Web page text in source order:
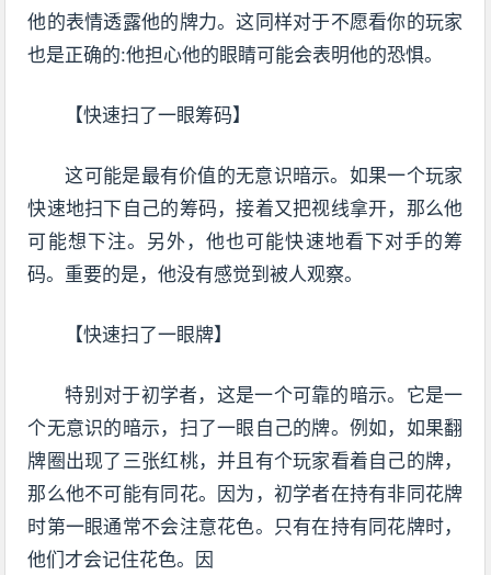
他的表情透露他的牌力。这同样对于不愿看你的玩家
也是正确的:他担心他的眼睛可能会表明他的恐惧。
【快速扫了一眼筹码】
这可能是最有价值的无意识暗示。如果一个玩家
快速地扫下自己的筹码，接着又把视线拿开，那么他
可能想下注。另外，他也可能快速地看下对手的筹
码。重要的是，他没有感觉到被人观察。
【快速扫了一眼牌】
特别对于初学者，这是一个可靠的暗示。它是一
个无意识的暗示，扫了一眼自己的牌。例如，如果翻
牌圈出现了三张红桃，并且有个玩家看着自己的牌，
那么他不可能有同花。因为，初学者在持有非同花牌
时第一眼通常不会注意花色。只有在持有同花牌时，
他们才会记住花色。因